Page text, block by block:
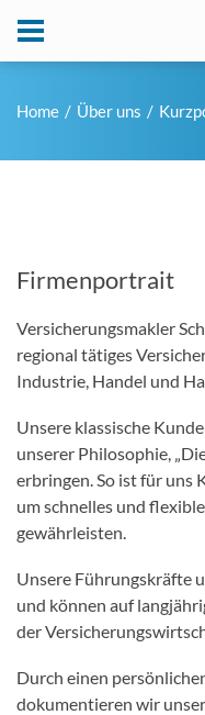
Home Über uns
Firmenportrait
Versicherungsmakler
regional tätiges
Industrie, Handel und
Unsere klassische
unserer Philosophie,
erbringen. So ist für uns
um schnelles und
gewährleisten.
Unsere Führungskräfte
und können auf
der
Durch einen
dokumentieren wir